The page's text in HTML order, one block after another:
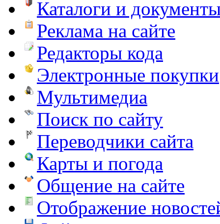
Каталоги и
Реклама на сайте
Редакторы кода
Электронные покупки
Мультимедиа
Поиск по сайту
Переводчики сайта
Карты и погода
Общение на сайте
Отображение